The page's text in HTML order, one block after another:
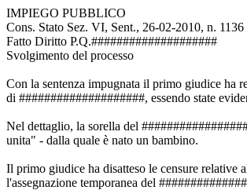
IMPIEGO PUBBLICO
Cons. Stato Sez. VI, Sent., 26-02-2010, n. 1136
Fatto Diritto P.Q.####################
Svolgimento del processo
Con la sentenza impugnata il primo giudice ha
di ####################, essendo state
Nel dettaglio, la sorella del
unita" - dalla quale è nato un bambino.
Il primo giudice ha disatteso le censure relative
l'assegnazione temporanea del